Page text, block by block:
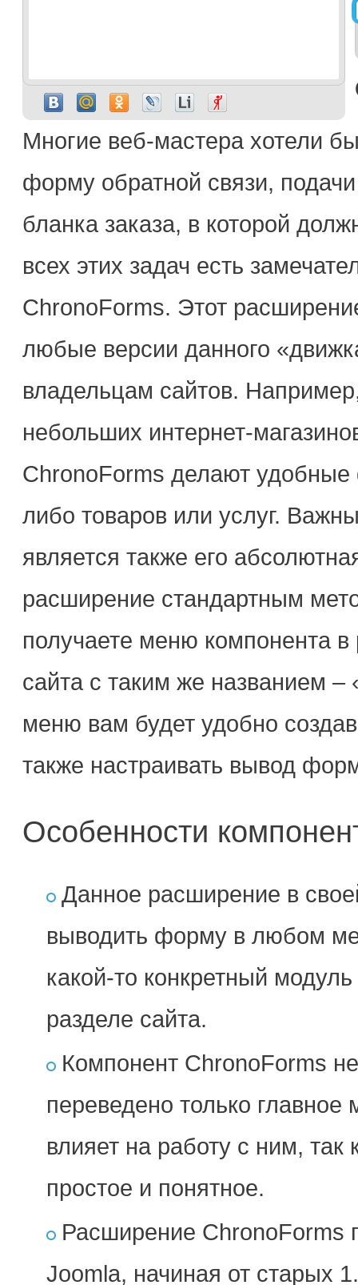
Многие веб-мастера хотели
форму обратной связи,
бланка заказа, в которой
всех этих задач есть
ChronoForms. Этот
любые версии данного
владельцам сайтов.
небольших интернет-
ChronoForms делают удобные
либо товаров или услуг.
является также его
расширение стандартным
получаете меню компонента
сайта с таким же названием
меню вам будет удобно
также настраивать вывод
Особенности
Данное расширение в
выводить форму в любом
какой-то конкретный
разделе сайта.
Компонент ChronoForms
переведено только
влияет на работу с ним,
простое и понятное.
Расширение ChronoForms
Joomla, начиная от старых